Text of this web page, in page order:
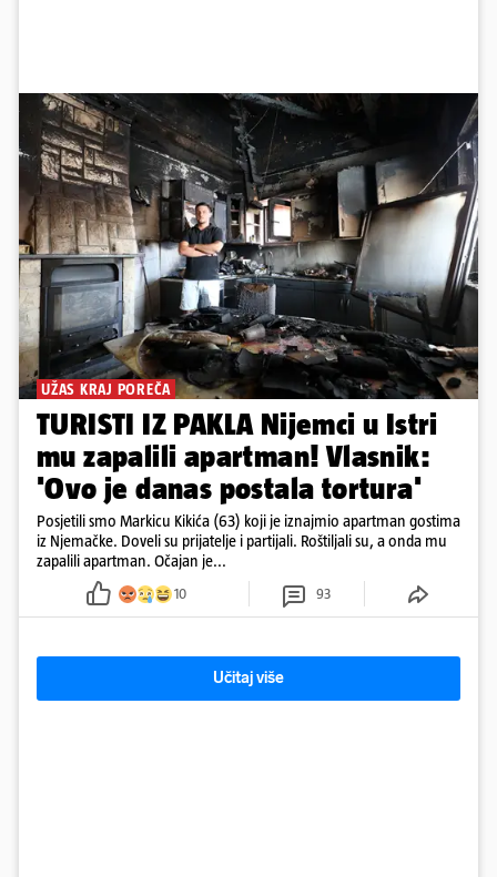
UŽAS KRAJ POREČA
TURISTI IZ PAKLA Nijemci u Istri
mu zapalili apartman! Vlasnik:
'Ovo je danas postala tortura'
Posjetili smo Markicu Kikića (63) koji je iznajmio apartman gostima
iz Njemačke. Doveli su prijatelje i partijali. Roštiljali su, a onda mu
zapalili apartman. Očajan je...
10 93
Učitaj više